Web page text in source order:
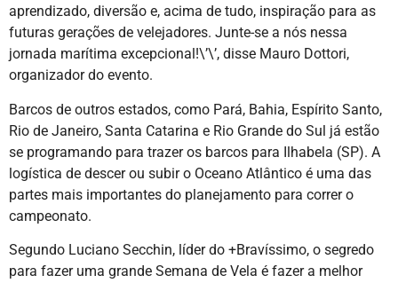
aprendizado, diversão e, acima de tudo, inspiração para as
futuras gerações de velejadores. Junte-se a nós nessa
jornada marítima excepcional!\’\’, disse Mauro Dottori,
organizador do evento.
Barcos de outros estados, como Pará, Bahia, Espírito Santo,
Rio de Janeiro, Santa Catarina e Rio Grande do Sul já estão
se programando para trazer os barcos para Ilhabela (SP). A
logística de descer ou subir o Oceano Atlântico é uma das
partes mais importantes do planejamento para correr o
campeonato.
Segundo Luciano Secchin, líder do +Bravíssimo, o segredo
para fazer uma grande Semana de Vela é fazer a melhor